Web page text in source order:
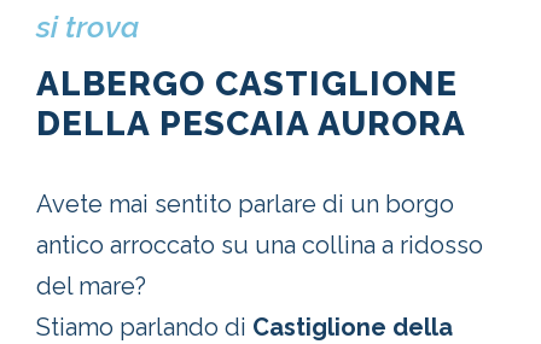
si trova
ALBERGO CASTIGLIONE
DELLA PESCAIA AURORA
Avete mai sentito parlare di un borgo
antico arroccato su una collina a ridosso
del mare?
Stiamo parlando di Castiglione della